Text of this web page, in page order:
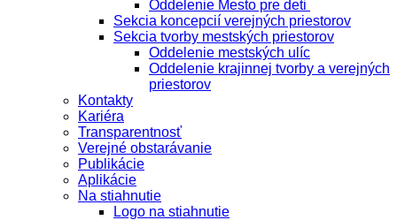
Oddelenie Mesto pre deti
Sekcia koncepcií verejných priestorov
Sekcia tvorby mestských priestorov
Oddelenie mestských ulíc
Oddelenie krajinnej tvorby a verejných
priestorov
Kontakty
Kariéra
Transparentnosť
Verejné obstarávanie
Publikácie
Aplikácie
Na stiahnutie
Logo na stiahnutie